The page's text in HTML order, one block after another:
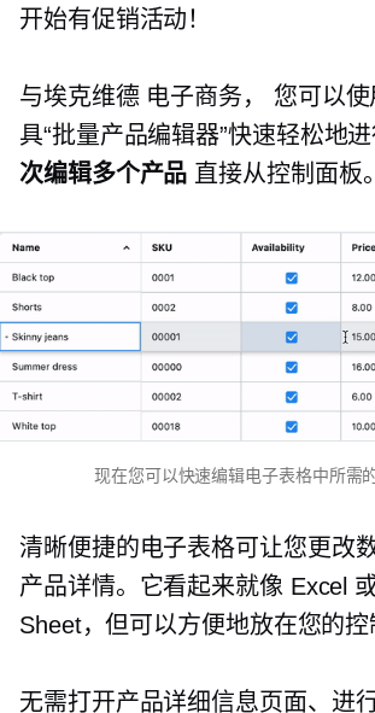
开始有促销活动！
与埃克维德 电子商务，
您可以
具“批量产品编辑器”快速轻松地
次编辑多个产品 直接从控制面板
现在您可以快速编辑电子表格中所需
清晰便捷的电子表格可让您更改
产品详情。它看起来就像 Excel
Sheet，但可以方便地放在您的控
无需打开产品详细信息页面、进